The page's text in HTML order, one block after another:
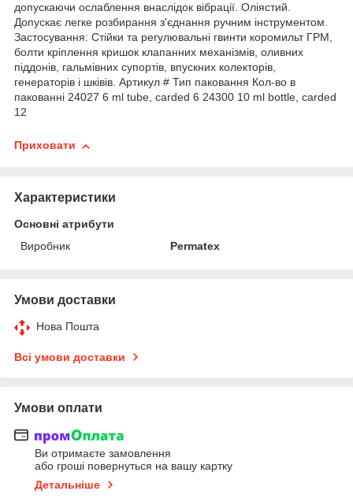
допускаючи ослаблення внаслідок вібрації. Оліястий.
Допускає легке розбирання з'єднання ручним інструментом.
Застосування: Стійки та регулювальні гвинти коромильт ГРМ,
болти кріплення кришок клапанних механізмів, оливних
піддонів, гальмівних супортів, впускних колекторів,
генераторів і шківів. Артикул # Тип паковання Кол-во в
пакованні 24027 6 ml tube, carded 6 24300 10 ml bottle, carded
12
Приховати
Характеристики
Основні атрибути
Виробник
Permatex
Умови доставки
Нова Пошта
Всі умови доставки
Умови оплати
Ви отримаєте замовлення
або гроші повернуться на вашу картку
Детальніше